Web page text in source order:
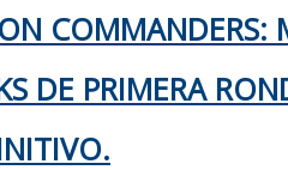
DE PRIMERA